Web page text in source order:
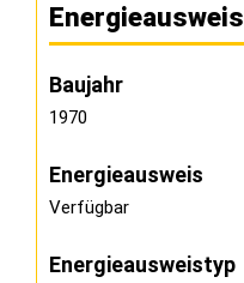
Energieausweis
Baujahr
1970
Energieausweis
Verfügbar
Energie­ausweistyp